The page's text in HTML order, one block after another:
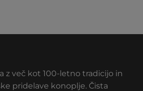
z več kot 100-letno tradicijo in
pridelave konoplje. Čista